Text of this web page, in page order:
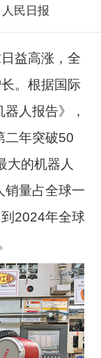
民日报
益高涨，全
。根据国际
人报告》，
二年突破50
大的机器人
销量占全球一
2024年全球